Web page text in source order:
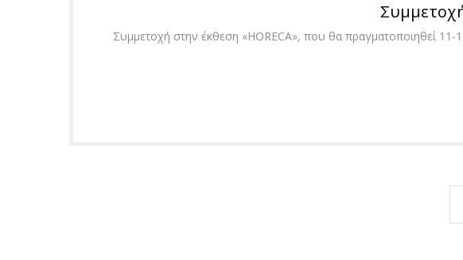
Συμμετοχή στην έκθεση «ΗΟRECA», που θα πραγματοποιηθεί